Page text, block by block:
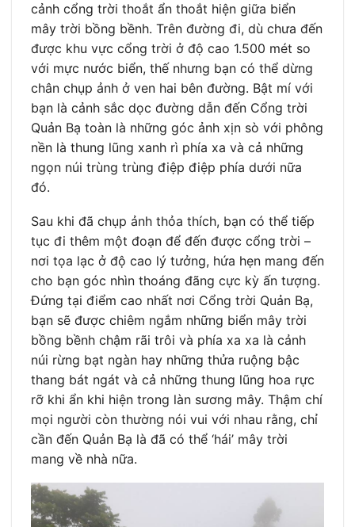
cảnh cổng trời thoắt ẩn thoắt hiện giữa biển
mây trời bồng bềnh. Trên đường đi, dù chưa đến
được khu vực cổng trời ở độ cao 1.500 mét so
với mực nước biển, thế nhưng bạn có thể dừng
chân chụp ảnh ở ven hai bên đường. Bật mí với
bạn là cảnh sắc dọc đường dẫn đến Cổng trời
Quản Bạ toàn là những góc ảnh xịn sò với phông
nền là thung lũng xanh rì phía xa và cả những
ngọn núi trùng trùng điệp điệp phía dưới nữa
đó.
Sau khi đã chụp ảnh thỏa thích, bạn có thể tiếp
tục đi thêm một đoạn để đến được cổng trời –
nơi tọa lạc ở độ cao lý tưởng, hứa hẹn mang đến
cho bạn góc nhìn thoáng đãng cực kỳ ấn tượng.
Đứng tại điểm cao nhất nơi Cổng trời Quản Bạ,
bạn sẽ được chiêm ngắm những biển mây trời
bồng bềnh chậm rãi trôi và phía xa xa là cảnh
núi rừng bạt ngàn hay những thửa ruộng bậc
thang bát ngát và cả những thung lũng hoa rực
rỡ khi ẩn khi hiện trong làn sương mây. Thậm chí
mọi người còn thường nói vui với nhau rằng, chỉ
cần đến Quản Bạ là đã có thể ‘hái’ mây trời
mang về nhà nữa.